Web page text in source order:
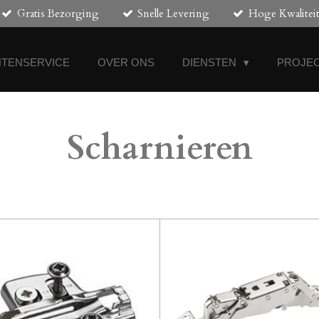
Gratis Bezorging Snelle Levering Hoge
OVER ONS DIENSTEN
Scharnieren